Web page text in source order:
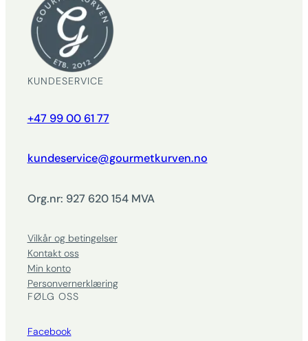
KUNDESERVICE
+47 99 00 61 77
kundeservice@gourmetkurven.no
Org.nr: 927 620 154 MVA
Vilkår og betingelser
Kontakt oss
Min konto
Personvernerklæring
FØLG OSS
Facebook